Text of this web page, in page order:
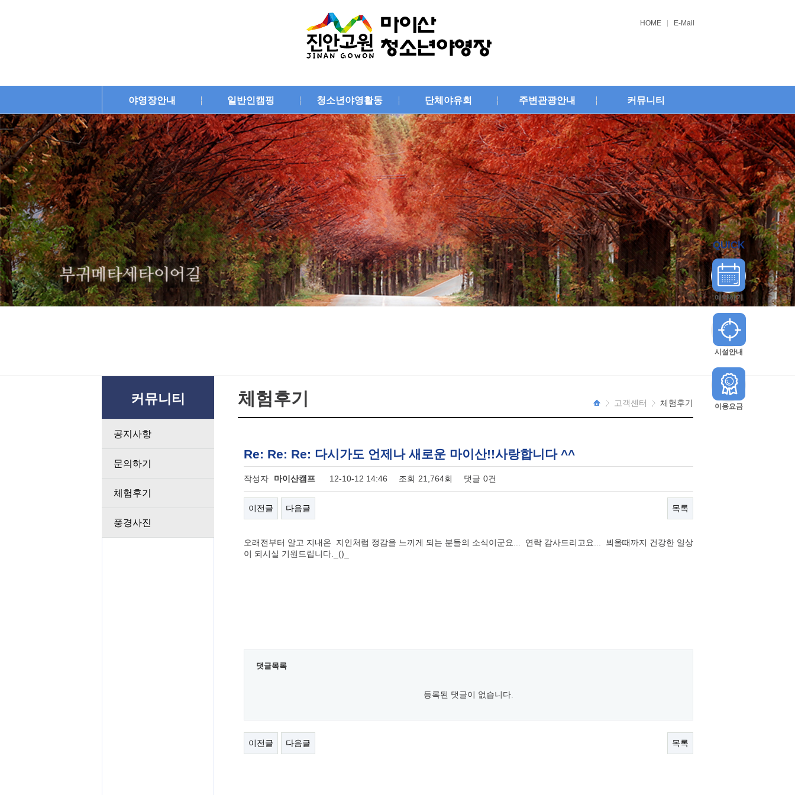
HOME E-Mail
야영장안내 일반인캠핑 청소년야영활동 단체야유회 주변관광안내 커뮤니티
커뮤니티
공지사항
문의하기
체험후기
풍경사진
체험후기 고객센터 체험후기
Re: Re: Re: 다시가도 언제나 새로운 마이산!!사랑합니다 ^^
작성자 마이산캠프 12-10-12 14:46 조회 21,764회 댓글 0건
이전글 다음글 목록
오래전부터 알고 지내온 지인처럼 정감을 느끼게 되는 분들의 소식이군요... 연락 감사드리고요... 뵈올때까지 건강한 일상
이 되시실 기원드립니다._()_
댓글목록
등록된 댓글이 없습니다.
이전글 다음글 목록
QUICK
예약하기
시설안내
이용요금